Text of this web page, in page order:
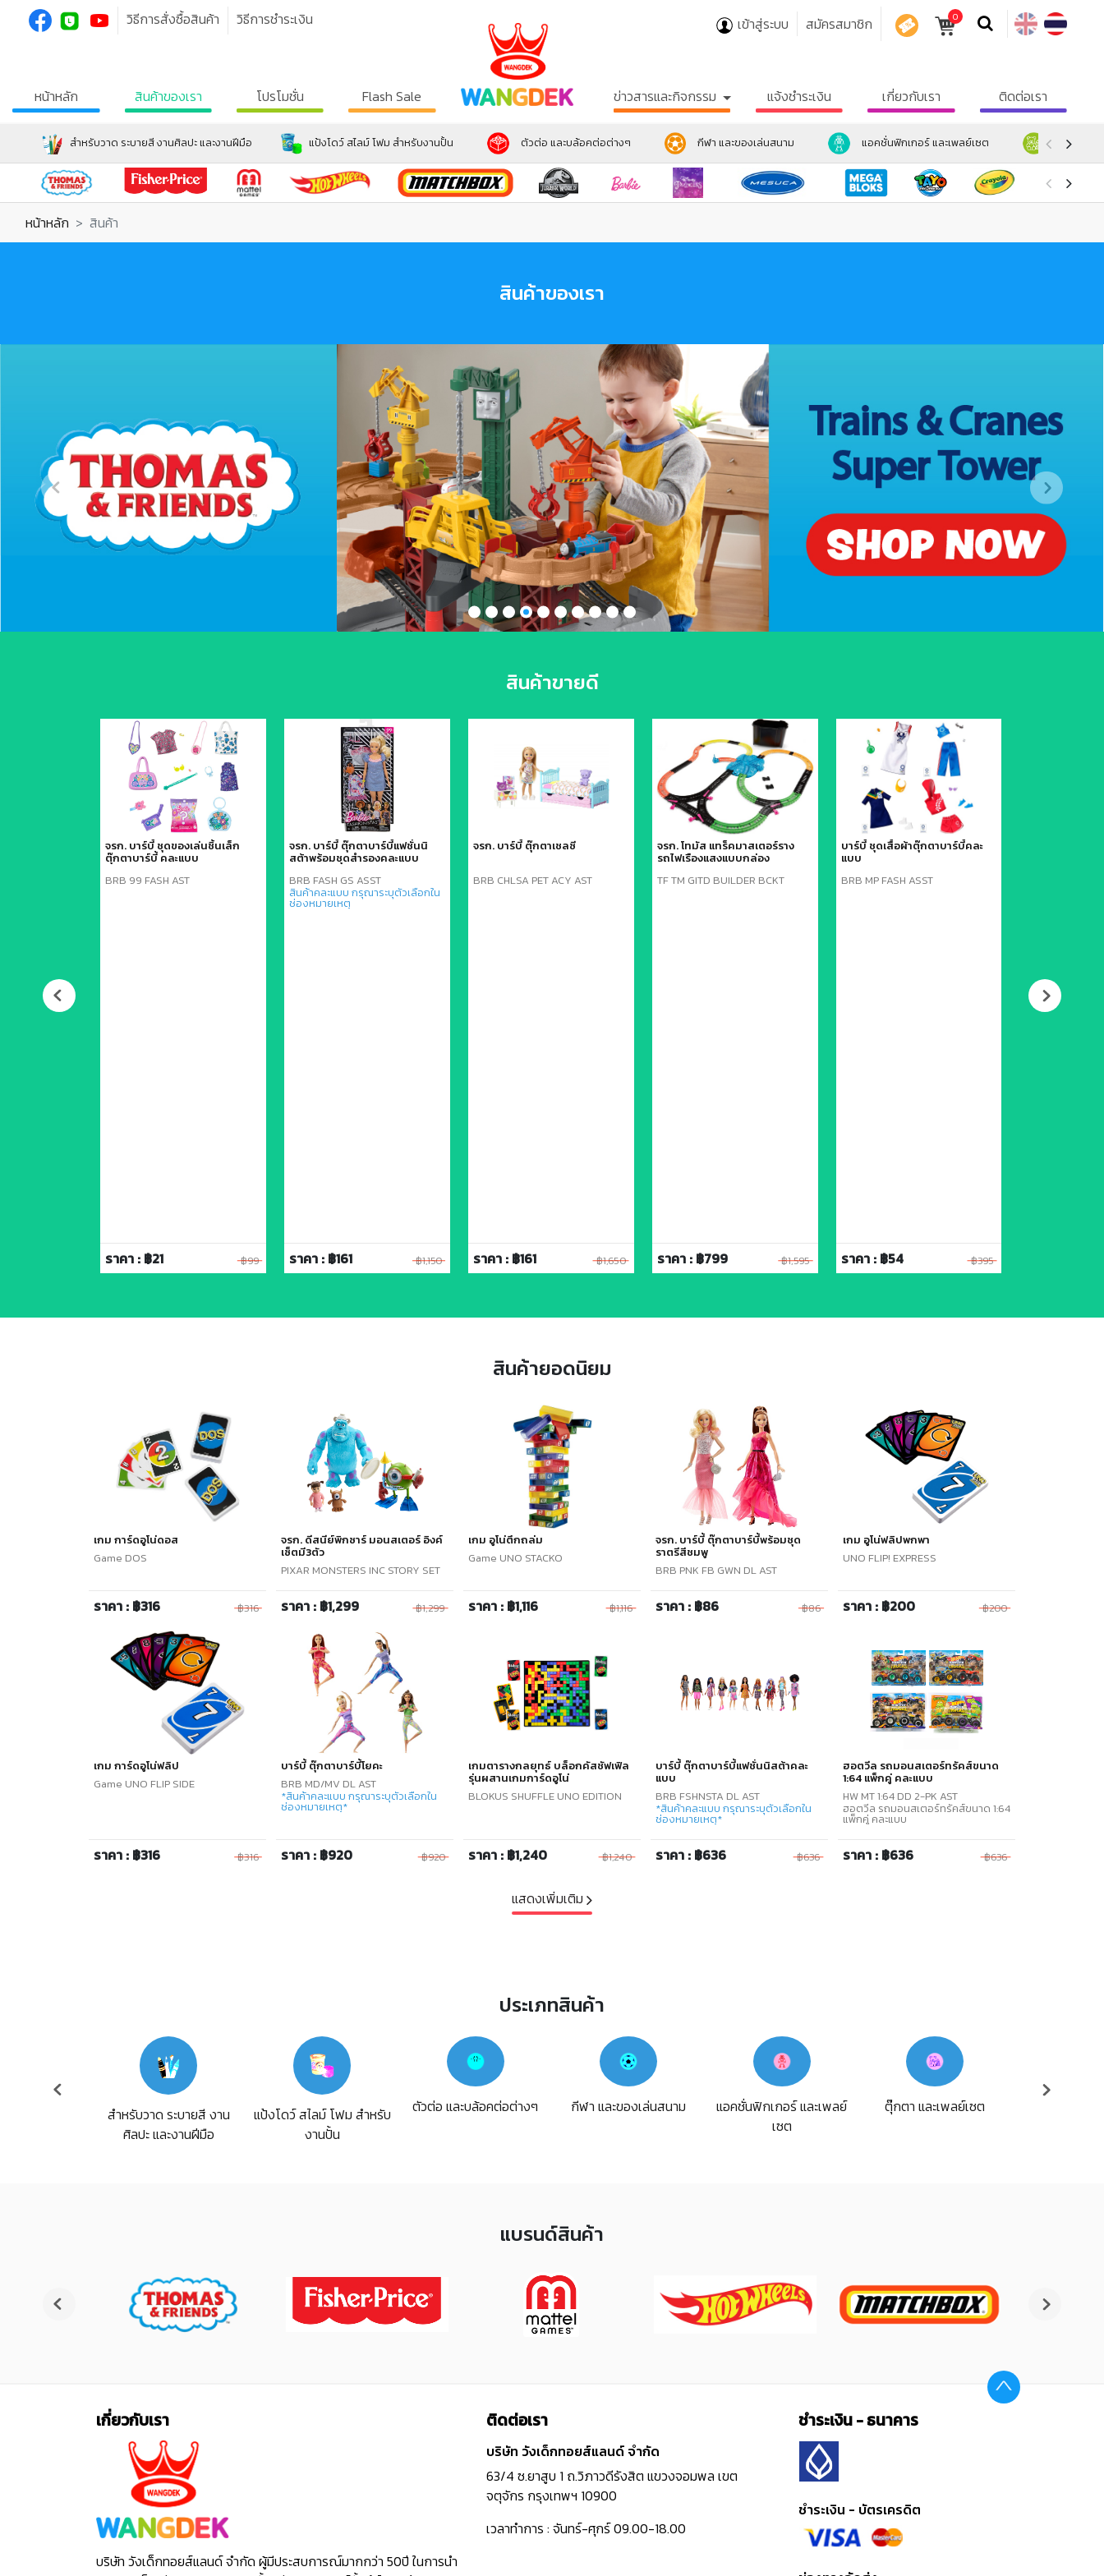
วิธีการสั่งซื้อสินค้า วิธีการชำระเงิน เข้าสู่ระบบ สมัครสมาชิก 0
หน้าหลัก สินค้าของเรา โปรโมชั่น Flash Sale ข่าวสารและกิจกรรม แจ้งชำระเงิน เกี่ยวกับเรา ติดต่อเรา
สำหรับวาด ระบายสี งานศิลปะ และงานฝีมือ แป้งโดว์ สไลม์ โฟม สำหรับงานปั้น ตัวต่อ และบล้อคต่อต่างๆ กีฬา และของเล่นสนาม แอคชั่นฟิกเกอร์ และเพลย์เซต ตุ๊กตา แล
หน้าหลัก สินค้า
สินค้าของเรา
สินค้าขายดี
ฑ์แบบการ์ด
รอยยับจากการ
เป็นรหัส
จรก. บาร์บี้ ชุดของเล่นชิ้นเล็ก
ตุ๊กตาบาร์บี้ คละแบบ
BRB 99 FASH AST
ราคา : ฿21 ฿99
จรก. บาร์บี้ ตุ๊กตาบาร์บี้แฟชั่นนิ
สต้าพร้อมชุดสำรองคละแบบ
BRB FASH GS ASST
สินค้าคละแบบ กรุณาระบุตัวเลือกใน
ช่องหมายเหตุ
ราคา : ฿161 ฿1,150
จรก. บาร์บี้ ตุ๊กตาเชลซี
BRB CHLSA PET ACY AST
ราคา : ฿161 ฿1,650
จรก. โทมัส แทร็คมาสเตอร์ราง
รถไฟเรืองแสงแบบกล่อง
TF TM GITD BUILDER BCKT
ราคา : ฿799 ฿1,595
บาร์บี้ ชุดเสื้อผ้าตุ๊กตาบาร์บี้คละ
แบบ
BRB MP FASH ASST
ราคา : ฿54 ฿395
สินค้ายอดนิยม
เกม การ์ดอูโน่ดอส
Game DOS
ราคา : ฿316 ฿316
จรก. ดีสนีย์พิกซาร์ มอนสเตอร์ อิงค์
เซ็ตมี3ตัว
PIXAR MONSTERS INC STORY SET
ราคา : ฿1,299 ฿1,299
เกม อูโน่ตึกถล่ม
Game UNO STACKO
ราคา : ฿1,116 ฿1,116
จรก. บาร์บี้ ตุ๊กตาบาร์บี้พร้อมชุด
ราตรีสีชมพู
BRB PNK FB GWN DL AST
ราคา : ฿86 ฿86
เกม อูโน่ฟลิปพกพา
UNO FLIP! EXPRESS
ราคา : ฿200 ฿200
เกม การ์ดอูโน่ฟลิป
Game UNO FLIP SIDE
ราคา : ฿316 ฿316
บาร์บี้ ตุ๊กตาบาร์บี้โยคะ
BRB MD/MV DL AST
*สินค้าคละแบบ กรุณาระบุตัวเลือกใน
ช่องหมายเหตุ*
ราคา : ฿920 ฿920
เกมตารางกลยุทธ์ บล็อกคัสชัฟเฟิล
รุ่นผสานเกมการ์ดอูโน่
BLOKUS SHUFFLE UNO EDITION
ราคา : ฿1,240 ฿1,240
บาร์บี้ ตุ๊กตาบาร์บี้แฟชั่นนิสต้าคละ
แบบ
BRB FSHNSTA DL AST
*สินค้าคละแบบ กรุณาระบุตัวเลือกใน
ช่องหมายเหตุ*
ราคา : ฿636 ฿636
ฮอตวีล รถมอนสเตอร์ทรัคส์ขนาด
1:64 แพ็กคู่ คละแบบ
HW MT 1:64 DD 2-PK AST
ฮอตวีล รถมอนสเตอร์ทรัคส์ขนาด 1:64
แพ็กคู่ คละแบบ
ราคา : ฿636 ฿636
แสดงเพิ่มเติม
ประเภทสินค้า
สำหรับวาด ระบายสี งาน
ศิลปะ และงานฝีมือ
แป้งโดว์ สไลม์ โฟม สำหรับ
งานปั้น
ตัวต่อ และบล้อคต่อต่างๆ กีฬา และของเล่นสนาม
แอคชั่นฟิกเกอร์ และเพลย์
เซต
ตุ๊กตา และเพลย์เซต
แบรนด์สินค้า
เกี่ยวกับเรา
บริษัท วังเด็กทอยส์แลนด์ จำกัด ผู้มีประสบการณ์มากกว่า 50ปี ในการนำ
ติดต่อเรา
บริษัท วังเด็กทอยส์แลนด์ จำกัด
63/4 ซ.ยาสูบ 1 ถ.วิภาวดีรังสิต แขวงจอมพล เขต
จตุจักร กรุงเทพฯ 10900
เวลาทำการ : จันทร์-ศุกร์ 09.00-18.00
ชำระเงิน - ธนาคาร
ชำระเงิน - บัตรเครดิต